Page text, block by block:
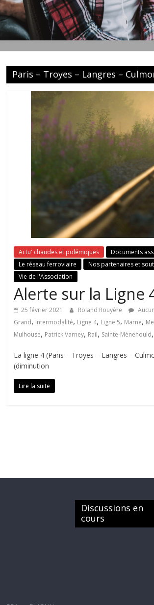
Paris – Troyes – Langres –
Actu' chaudes et polémiques Documents
Le réseau ferroviaire
Nos partenaires et
Vie de l'Association
Alerte sur la Ligne
25 février 2021 Roland Rouyère
Grand, Intermodalité, Ligne 4, Ligne 5, Marne,
Mulhouse, Patrick Varney, Rail, Sainte-Ménehould,
La ligne 4 (Paris – Troyes – Langres –
(diminution
Lire la suite
Discussions en
cours